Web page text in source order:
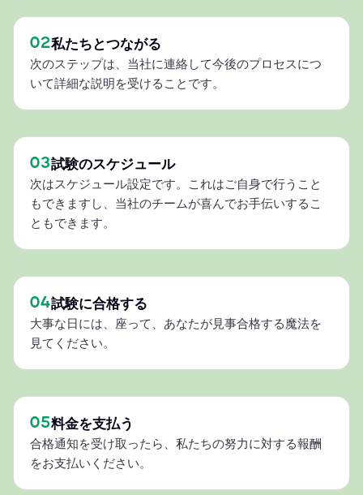
02私たちとつながる
次のステップは、当社に連絡して今後のプロセスにつ
いて詳細な説明を受けることです。
03試験のスケジュール
次はスケジュール設定です。これはご自身で行うこと
もできますし、当社のチームが喜んでお手伝いするこ
ともできます。
04試験に合格する
大事な日には、座って、あなたが見事合格する魔法を
見てください。
05料金を支払う
合格通知を受け取ったら、私たちの努力に対する報酬
をお支払いください。